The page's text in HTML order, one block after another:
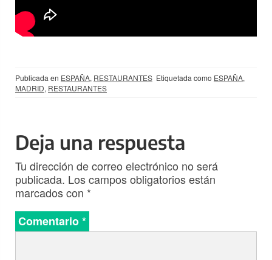
Publicada en ESPAÑA, RESTAURANTES Etiquetada como ESPAÑA,
MADRID, RESTAURANTES
Deja una respuesta
Tu dirección de correo electrónico no será
publicada. Los campos obligatorios están
marcados con *
Comentario*